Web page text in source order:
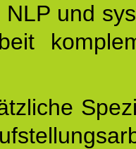
und